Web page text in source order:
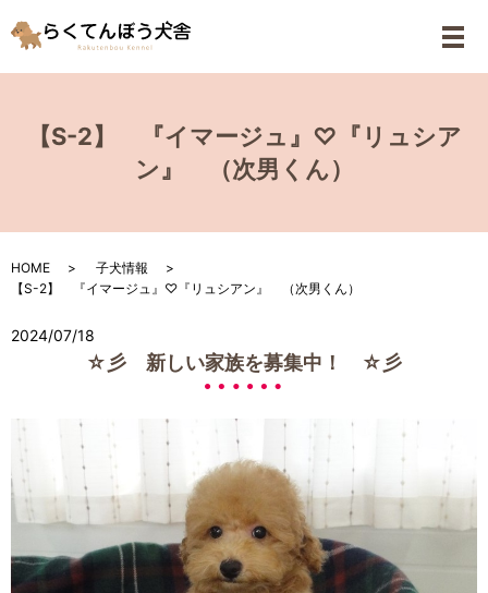
メ
【S-2】 『イマージュ』♡『リュシア
ン』 （次男くん）
HOME
子犬情報
【S-2】 『イマージュ』♡『リュシアン』 （次男くん）
2024/07/18
☆彡 新しい家族を募集中！ ☆彡